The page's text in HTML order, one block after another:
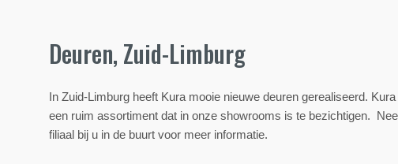
Deuren, Zuid-Limburg
In Zuid-Limburg heeft Kura mooie nieuwe deuren gerealiseerd.
een ruim assortiment dat in onze showrooms is te bezichtigen.
filiaal bij u in de buurt voor meer informatie.